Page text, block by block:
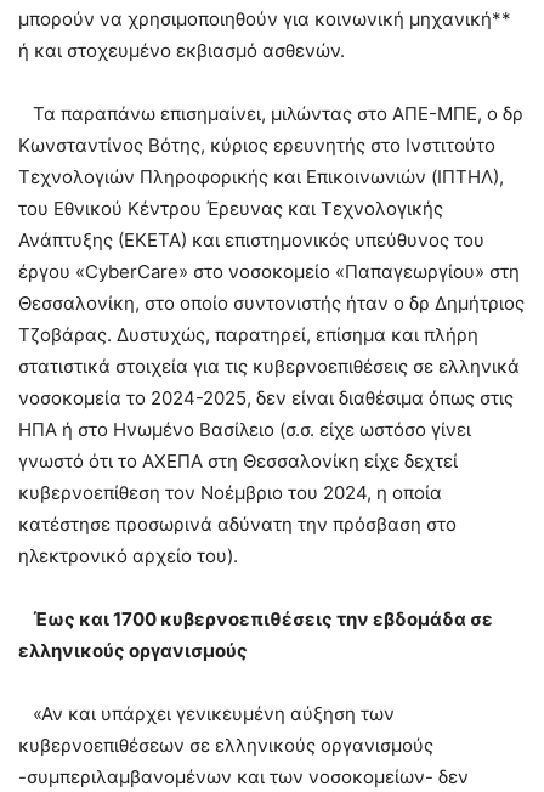
μπορούν να χρησιμοποιηθούν για κοινωνική μηχανική**
ή και στοχευμένο εκβιασμό ασθενών.
Τα παραπάνω επισημαίνει, μιλώντας στο ΑΠΕ-ΜΠΕ, ο δρ
Κωνσταντίνος Βότης, κύριος ερευνητής στο Ινστιτούτο
Τεχνολογιών Πληροφορικής και Επικοινωνιών (ΙΠΤΗΛ),
του Εθνικού Κέντρου Έρευνας και Τεχνολογικής
Ανάπτυξης (ΕΚΕΤΑ) και επιστημονικός υπεύθυνος του
έργου «CyberCare» στο νοσοκομείο «Παπαγεωργίου» στη
Θεσσαλονίκη, στο οποίο συντονιστής ήταν ο δρ Δημήτριος
Τζοβάρας. Δυστυχώς, παρατηρεί, επίσημα και πλήρη
στατιστικά στοιχεία για τις κυβερνοεπιθέσεις σε ελληνικά
νοσοκομεία το 2024-2025, δεν είναι διαθέσιμα όπως στις
ΗΠΑ ή στο Ηνωμένο Βασίλειο (σ.σ. είχε ωστόσο γίνει
γνωστό ότι το ΑΧΕΠΑ στη Θεσσαλονίκη είχε δεχτεί
κυβερνοεπίθεση τον Νοέμβριο του 2024, η οποία
κατέστησε προσωρινά αδύνατη την πρόσβαση στο
ηλεκτρονικό αρχείο του).
Έως και 1700 κυβερνοεπιθέσεις την εβδομάδα σε
ελληνικούς οργανισμούς
«Αν και υπάρχει γενικευμένη αύξηση των
κυβερνοεπιθέσεων σε ελληνικούς οργανισμούς
-συμπεριλαμβανομένων και των νοσοκομείων- δεν